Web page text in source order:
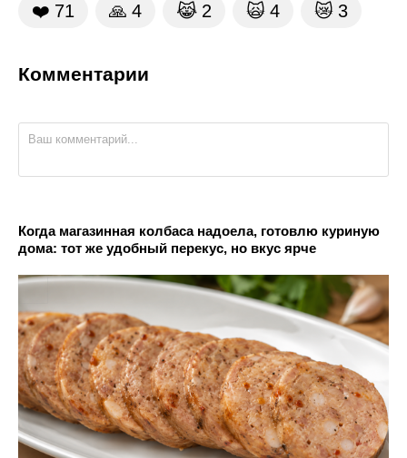
❤️ 71 🙏 4 😹 2 🙀 4 😿 3
Комментарии
Когда магазинная колбаса надоела, готовлю куриную
дома: тот же удобный перекус, но вкус ярче